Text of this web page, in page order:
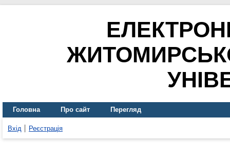
Головна Про сайт Перегляд
Вхід Реєстрація